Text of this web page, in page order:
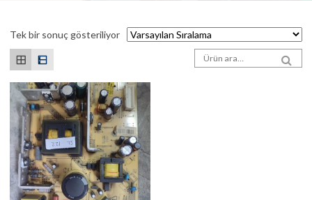
Tek bir sonuç gösteriliyor
Arama sonuçları: